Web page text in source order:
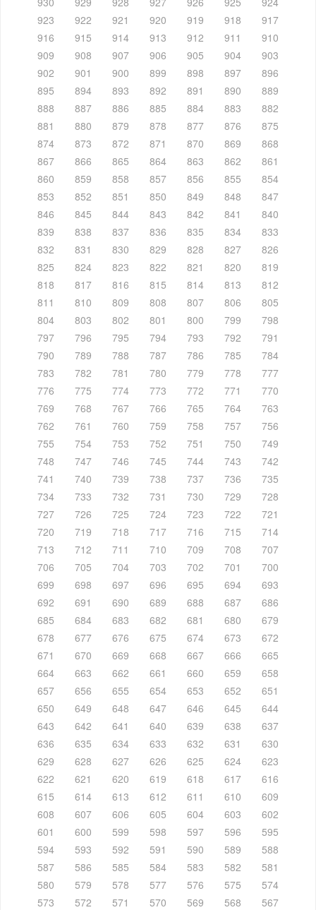
923
922 921 920 919 918
917
916
915 914 913 912 911
910
909
908 907 906 905 904
903
902
901 900 899 898 897
896
895
894 893 892 891 890
889
888
887 886 885 884 883
882
881
880 879 878 877 876
875
874
873 872 871 870 869
868
867
866 865 864 863 862
861
860
859 858 857 856 855
854
853
852 851 850 849 848
847
846
845 844 843 842 841
840
839
838 837 836 835 834
833
832
831 830 829 828 827
826
825
824 823 822 821 820
819
818
817 816 815 814 813
812
811
810 809 808 807 806
805
804
803 802 801 800 799
798
797
796 795 794 793 792
791
790
789 788 787 786 785
784
783
782 781 780 779 778
777
776
775 774 773 772 771
770
769
768 767 766 765 764
763
762
761 760 759 758 757
756
755
754 753 752 751 750
749
748
747 746 745 744 743
742
741
740 739 738 737 736
735
734
733 732 731 730 729
728
727
726 725 724 723 722
721
720
719 718 717 716 715
714
713
712 711 710 709 708
707
706
705 704 703 702 701
700
699
698 697 696 695 694
693
692
691 690 689 688 687
686
685
684 683 682 681 680
679
678
677 676 675 674 673
672
671
670 669 668 667 666
665
664
663 662 661 660 659
658
657
656 655 654 653 652
651
650
649 648 647 646 645
644
643
642 641 640 639 638
637
636
635 634 633 632 631
630
629
628 627 626 625 624
623
622
621 620 619 618 617
616
615
614 613 612 611 610
609
608
607 606 605 604 603
602
601
600 599 598 597 596
595
594
593 592 591 590 589
588
587
586 585 584 583 582
581
580
579 578 577 576 575
574
573
572 571 570 569 568
567